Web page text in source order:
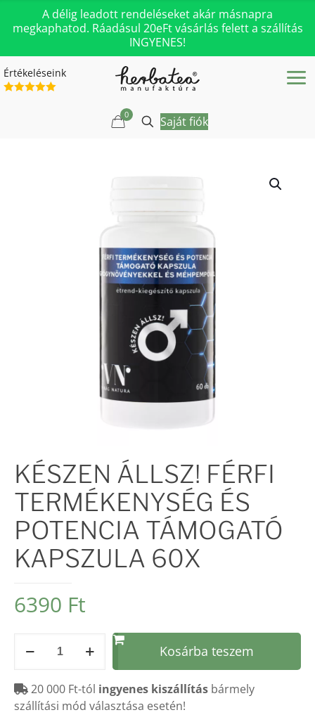
A délig leadott rendeléseket akár másnapra
megkaphatod. Ráadásul 20eFt vásárlás felett a szállítás
INGYENES!
Értékeléseink
0 Saját fiók
KÉSZEN ÁLLSZ! FÉRFI
TERMÉKENYSÉG ÉS
POTENCIA TÁMOGATÓ
KAPSZULA 60X
6390 Ft
ÁLLSZ!
TERMÉKENYSÉG
ÉS
Kosárba teszem
20 000 Ft-tól ingyenes kiszállítás bármely
szállítási mód választása esetén!